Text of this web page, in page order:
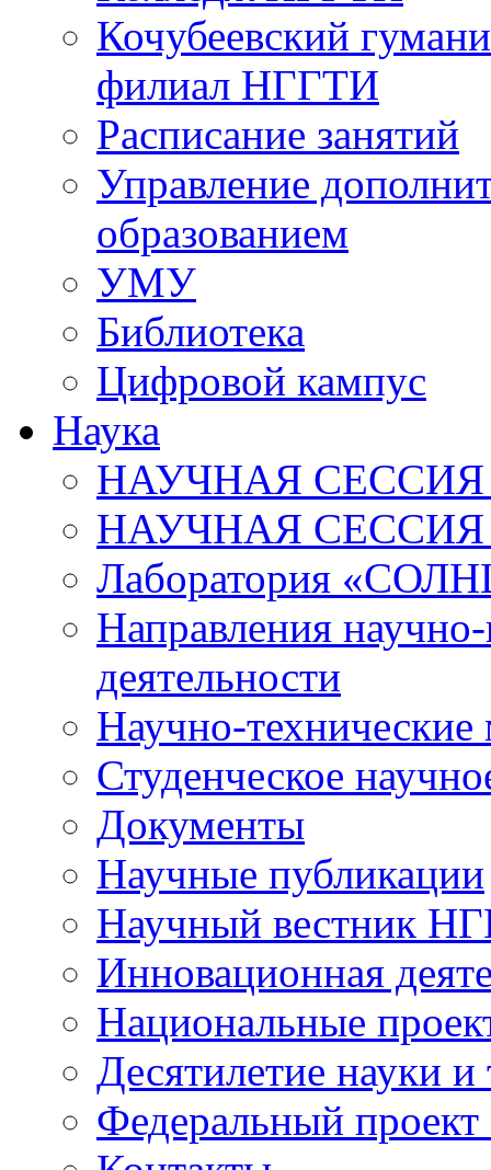
Кочубеевский
филиал НГГТИ
Расписание занятий
Управление
образованием
УМУ
Библиотека
Цифровой кампус
Наука
НАУЧНАЯ СЕССИЯ
НАУЧНАЯ
Лаборатория
Направления научно-
деятельности
Научно-технические
Студенческое
Документы
Научные публикации
Научный вестник
Инновационная
Национальные
Десятилетие науки и
Федеральный